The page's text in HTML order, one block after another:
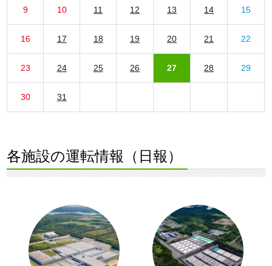
9 10 11 12 13 14 15
16 17 18 19 20 21 22
23 24 25 26 27 28 29
30 31
各施設の運転情報（日報）